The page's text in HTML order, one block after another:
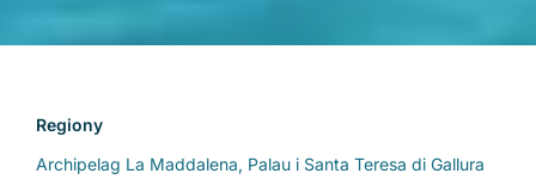
Regiony
Archipelag La Maddalena, Palau i Santa Teresa di Gallura